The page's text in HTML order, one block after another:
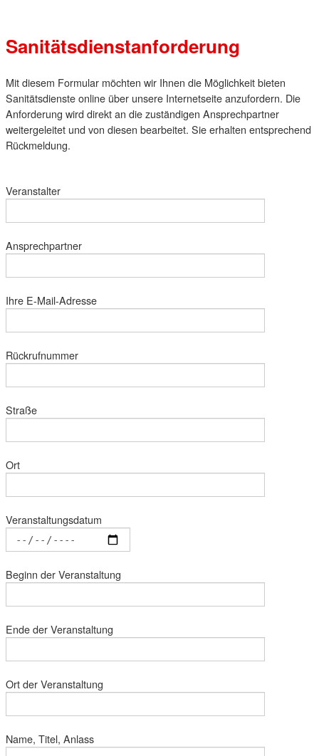
Sanitätsdienstanforderung
Mit diesem Formular möchten wir Ihnen die Möglichkeit bieten
Sanitätsdienste online über unsere Internetseite anzufordern. Die
Anforderung wird direkt an die zuständigen Ansprechpartner
weitergeleitet und von diesen bearbeitet. Sie erhalten entsprechend
Rückmeldung.
Veranstalter
Ansprechpartner
Ihre E-Mail-Adresse
Rückrufnummer
Straße
Ort
Veranstaltungsdatum
Beginn der Veranstaltung
Ende der Veranstaltung
Ort der Veranstaltung
Name, Titel, Anlass